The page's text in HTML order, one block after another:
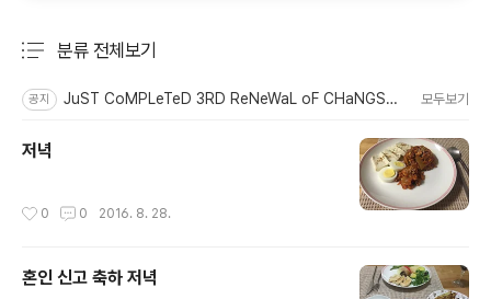
분류 전체보기
공지 JuST CoMPLeTeD 3RD ReNeWaL oF CHaNGSToRy 모두보기
저녁
0 0 2016. 8. 28.
혼인 신고 축하 저녁